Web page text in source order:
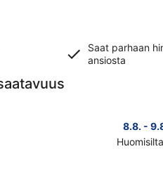
Saat parhaan
ansiosta
8.8. -